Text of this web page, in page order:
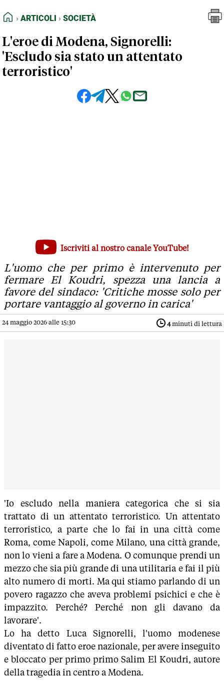
FEED RSS
NORMATIVE DEONTOLOGICHE
TERMINI e CONDIZIONI
HOME
ARTICOLI SOCIETÀ
L'eroe di Modena, Signorelli:
'Escludo sia stato un attentato
terroristico'
L'eroe di Modena, Signorelli: 'Escludo sia stato un
Iscriviti al nostro canale YouTube!
L'uomo che per primo è intervenuto per
fermare El Koudri, spezza una lancia a
favore del sindaco: 'Critiche mosse solo per
portare vantaggio al governo in carica'
24 maggio 2026 alle 15:30 4minuti di lettura
'Io escludo nella maniera categorica che si sia
trattato di un attentato terroristico. Un attentato
terroristico, a parte che lo fai in una città come
Roma, come Napoli, come Milano, una città grande,
non lo vieni a fare a Modena. O comunque prendi un
mezzo che sia più grande di una utilitaria e fai il più
alto numero di morti. Ma qui stiamo parlando di un
povero ragazzo che aveva problemi psichici e che è
impazzito. Perché? Perché non gli davano da
lavorare'.
Lo ha detto Luca Signorelli, l'uomo modenese
diventato di fatto eroe nazionale, per avere inseguito
e bloccato per primo primo Salim El Koudri, autore
della tragedia in centro a Modena.